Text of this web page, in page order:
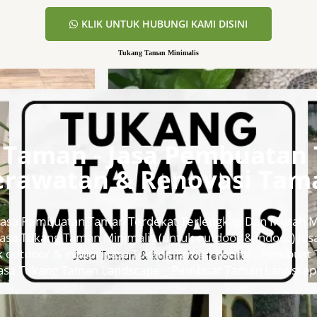
KLIK UNTUK HUBUNGI KAMI DISINI
Tukang Taman Minimalis
- Jasa Pembuatan
& Renovasi
Pembuatan Taman Terdekat Terlengkap Dan Murah
Tukang Taman Minimalis (untuk outdoor & indoor)
outdoor & indoor) Jasa Tukang Taman Kering _
Tukang Taman Landscape _ Pembuat Taman